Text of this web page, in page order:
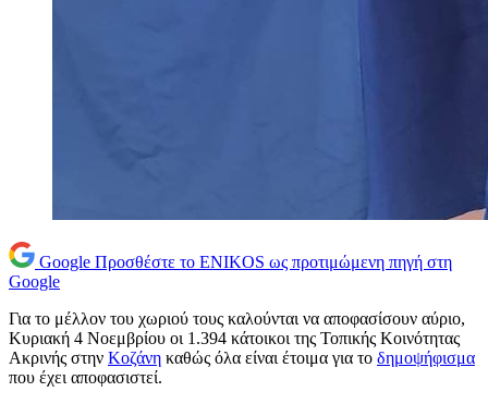
Google Προσθέστε το ENIKOS ως προτιμώμενη πηγή στη
Google
Για το μέλλον του χωριού τους καλούνται να αποφασίσουν αύριο,
Κυριακή 4 Νοεμβρίου οι 1.394 κάτοικοι της Τοπικής Κοινότητας
Ακρινής στην Κοζάνη καθώς όλα είναι έτοιμα για το δημοψήφισμα
που έχει αποφασιστεί.